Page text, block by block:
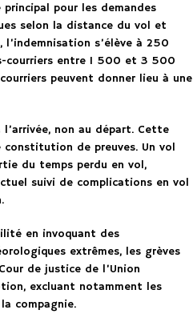
pour les demandes
selon la distance du vol et
s’élève à 250
courriers entre 1 500 et 3 500
peuvent donner lieu à une
l’arrivée, non au départ. Cette
de preuves. Un vol
du temps perdu en vol,
suivi de complications en vol
en invoquant des
extrêmes, les grèves
de justice de l’Union
excluant notamment les
compagnie.